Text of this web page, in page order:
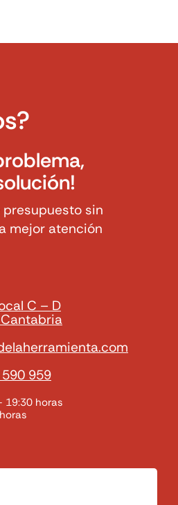
sin
mejor atención
C – D
959
19:30 horas